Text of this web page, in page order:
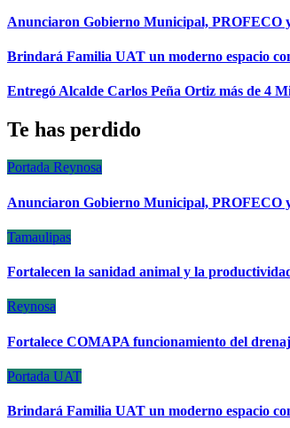
Anunciaron Gobierno Municipal, PROFECO
Brindará Familia UAT un moderno espacio
Entregó Alcalde Carlos Peña Ortiz más de 4
Te has perdido
Portada Reynosa
Anunciaron Gobierno Municipal, PROFECO
Tamaulipas
Fortalecen la sanidad animal y la
Reynosa
Fortalece COMAPA funcionamiento del
Portada UAT
Brindará Familia UAT un moderno espacio